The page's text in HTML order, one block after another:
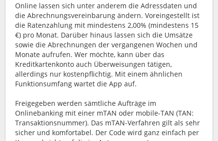
Online lassen sich unter anderem die Adressdaten und
die Abrechnungsvereinbarung ändern. Voreingestellt ist
die Ratenzahlung mit mindestens 2,00% (mindestens 15
€) pro Monat. Darüber hinaus lassen sich die Umsätze
sowie die Abrechnungen der vergangenen Wochen und
Monate aufrufen. Wer möchte, kann über das
Kreditkartenkonto auch Überweisungen tätigen,
allerdings nur kostenpflichtig. Mit einem ähnlichen
Funktionsumfang wartet die App auf.
Freigegeben werden sämtliche Aufträge im
Onlinebanking mit einer mTAN oder mobile-TAN (TAN:
Transaktionsnummer). Das mTAN-Verfahren gilt als sehr
sicher und komfortabel. Der Code wird ganz einfach per